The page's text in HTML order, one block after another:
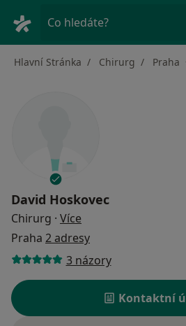
Co hledáte?
Hlavní Stránka Chirurg Praha
David Hoskovec
Chirurg · Více
Praha 2 adresy
3 názory
Kontaktní